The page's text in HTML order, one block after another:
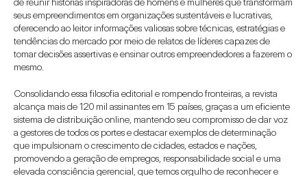
seus empreendimentos em organizações sustentáveis e lucrativas,
oferecendo ao leitor informações valiosas sobre técnicas, estratégias e
tendências do mercado por meio de relatos de líderes capazes de
tomar decisões assertivas e ensinar outros empreendedores a fazerem o
mesmo.
Consolidando essa filosofia editorial e rompendo fronteiras, a revista
alcança mais de 120 mil assinantes em 15 países, graças a um eficiente
sistema de distribuição online, mantendo seu compromisso de dar voz
a gestores de todos os portes e destacar exemplos de determinação
que impulsionam o crescimento de cidades, estados e nações,
promovendo a geração de empregos, responsabilidade social e uma
elevada consciência gerencial, que temos orgulho de reconhecer e